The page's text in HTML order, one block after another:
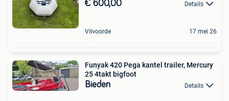
€ 600,00 Details
Vilvoorde 17 mei 26
Funyak 420 Pega kantel trailer, Mercury
25 4takt bigfoot
Bieden Details